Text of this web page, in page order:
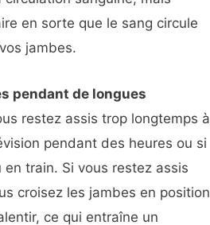
en sorte que le sang circule
jambes.
pendant de longues
restez assis trop longtemps à
pendant des heures ou si
train. Si vous restez assis
croisez les jambes en position
ce qui entraîne un